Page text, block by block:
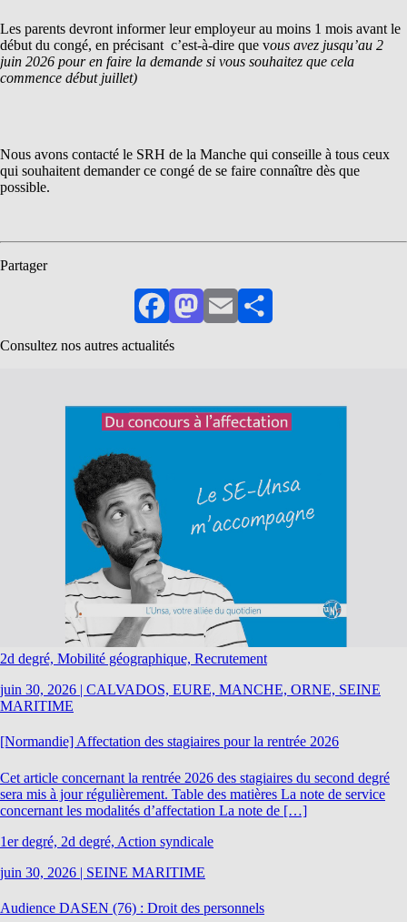
Les parents devront informer leur employeur au moins 1 mois avant le
début du congé, en précisant c’est-à-dire que vous avez jusqu’au 2
juin 2026 pour en faire la demande si vous souhaitez que cela
commence début juillet)
Nous avons contacté le SRH de la Manche qui conseille à tous ceux
qui souhaitent demander ce congé de se faire connaître dès que
possible.
Partager
FacebookMastodon
EmailPartager
Consultez nos autres actualités
2d degré, Mobilité géographique, Recrutement
juin 30, 2026 | CALVADOS, EURE, MANCHE, ORNE, SEINE
MARITIME
[Normandie] Affectation des stagiaires pour la rentrée 2026
Cet article concernant la rentrée 2026 des stagiaires du second degré
sera mis à jour régulièrement. Table des matières La note de service
concernant les modalités d’affectation La note de […]
1er degré, 2d degré, Action syndicale
juin 30, 2026 | SEINE MARITIME
Audience DASEN (76) : Droit des personnels